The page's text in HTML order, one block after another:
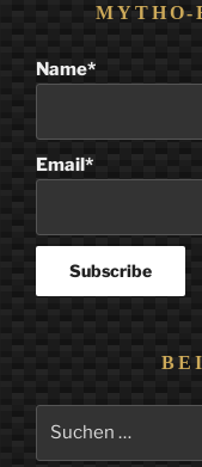
MYTHO-
Name*
Email*